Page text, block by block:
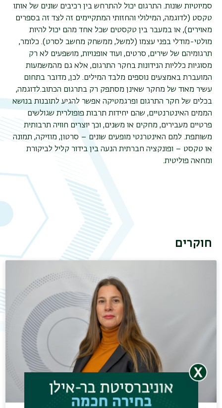
סמיוטיות שונות. התרגום יכול להתרחש בין רכיבים שונים של אותו
טקסט (לדוגמה, המילולי והחזותי המתקיימים זה לצד זה בספרים
מאוירים), או במעבר בין טקסטים שכל אחד מהם יכול להיות
מולטי-מודלי בפני עצמו (למשל, ממשחק מחשב לסרט). כלומר,
תרגומיהם של שירים, סרטים, ועוד אופנויות, מושפעים לא רק
מסוגיות כלליות הנידונות בחקר התרגום, אלא גם מהמשמעות
המועברת באמצעים נוספים מלבד המילים. לכן, מדובר בתחום
עשיר מאוד של מחקר שאינן מסתפק רק בתרגום הכתוב.לדוגמה,
בכלים של חקר התרגום ופרגמטיקה אפשר להגיע לתובנות בנושא
הממים האינטרנטיים, שהם יחידות תרבות פופולרית שגולשים
פרטיים מעבירים, מחקים או משנים, וכך יוצרים חוויה תרבותית
משותפת. למם האינטרנטי מופעים שונים – סרטון, מוזיקה, תמונה
או טקסט – ופונקציה חברתית הנעה בין בידור קליל לביקורת
ומחאה פוליטית.
חוקרים